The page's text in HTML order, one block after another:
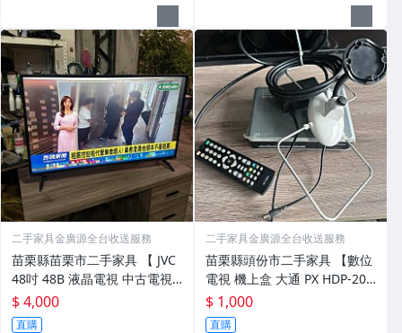
二手家具金廣源全台收送服務
苗栗縣苗栗市二手家具 【 JVC
48吋 48B 液晶電視 中古電視
顯示器 Full HD 液晶顯示器 】
二手家具回收金廣源
$ 4,000
直購
二手家具金廣源全台收送服務
苗栗縣頭份市二手家具 【數位
電視 機上盒 大通 PX HDP-205
高畫質 數位無線電視盒 】 二
手家具回收金廣源
$ 1,000
直購